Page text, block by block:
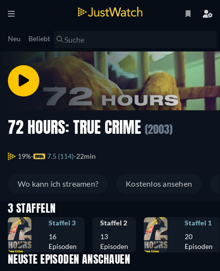
Neu Beliebt
72 HOURS: TRUE CRIME (2003)
19% 7.5 (114) 22min
Wo kann ich streamen? Kostenlos ansehen
3 STAFFELN
Staffel 3
16
Episoden
Staffel 2
13
Episoden
Staffel 1
20
Episoden
NEUSTE EPISODEN ANSCHAUEN